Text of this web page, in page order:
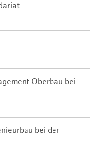
Oberbau bei
bei der